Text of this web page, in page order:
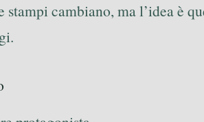
stampi cambiano, ma l’idea è